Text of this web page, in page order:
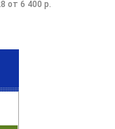
от 6 400 р.